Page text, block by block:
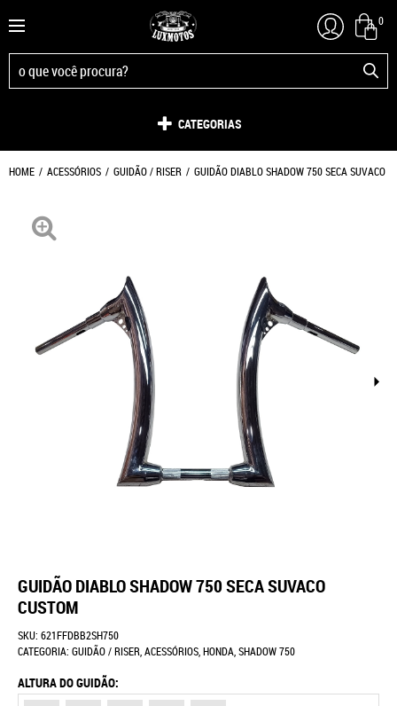
0
CATEGORIAS
HOME ACESSÓRIOS GUIDÃO / RISER GUIDÃO DIABLO SHADOW 750 SECA SUVACO
GUIDÃO DIABLO SHADOW 750 SECA SUVACO
CUSTOM
SKU: 621FFDBB2SH750
CATEGORIA: GUIDÃO / RISER ACESSÓRIOS HONDA SHADOW 750
ALTURA DO GUIDÃO: